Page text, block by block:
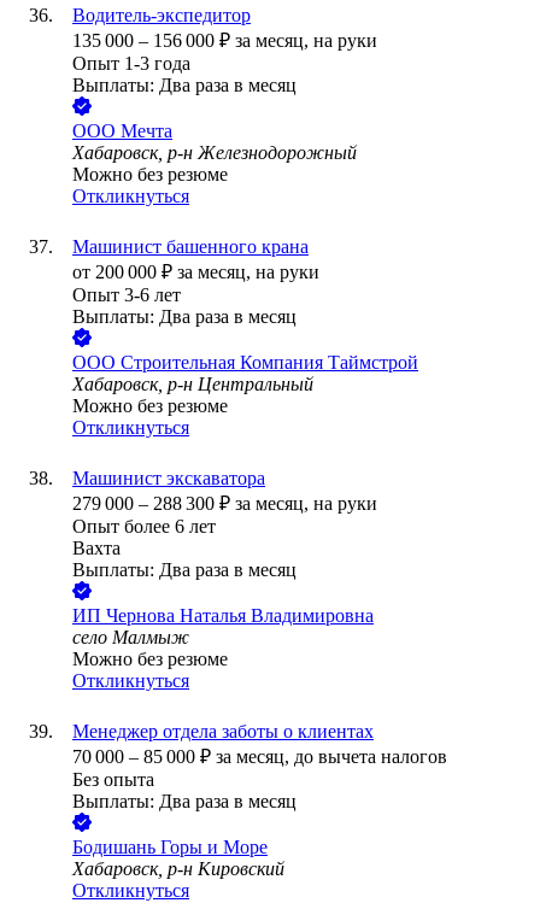
Водитель-экспедитор
135 000 – 156 000 ₽ за месяц, на руки
Опыт 1-3 года
Выплаты: Два раза в месяц
ООО Мечта
Хабаровск, р-н Железнодорожный
Можно без резюме
Откликнуться
Машинист башенного крана
от 200 000 ₽ за месяц, на руки
Опыт 3-6 лет
Выплаты: Два раза в месяц
ООО Строительная Компания Таймстрой
Хабаровск, р-н Центральный
Можно без резюме
Откликнуться
Машинист экскаватора
279 000 – 288 300 ₽ за месяц, на руки
Опыт более 6 лет
Вахта
Выплаты: Два раза в месяц
ИП Чернова Наталья Владимировна
село Малмыж
Можно без резюме
Откликнуться
Менеджер отдела заботы о клиентах
70 000 – 85 000 ₽ за месяц, до вычета налогов
Без опыта
Выплаты: Два раза в месяц
Бодишань Горы и Море
Хабаровск, р-н Кировский
Откликнуться